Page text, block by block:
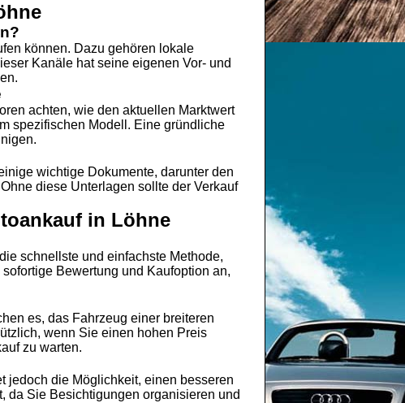
können. Dazu gehören lokale
Kanäle hat seine eigenen Vor- und
achten, wie den aktuellen Marktwert
spezifischen Modell. Eine gründliche
wichtige Dokumente, darunter den
diese Unterlagen sollte der Verkauf
in Löhne
schnellste und einfachste Methode,
Bewertung und Kaufoption an,
es, das Fahrzeug einer breiteren
wenn Sie einen hohen Preis
zu warten.
jedoch die Möglichkeit, einen besseren
da Sie Besichtigungen organisieren und